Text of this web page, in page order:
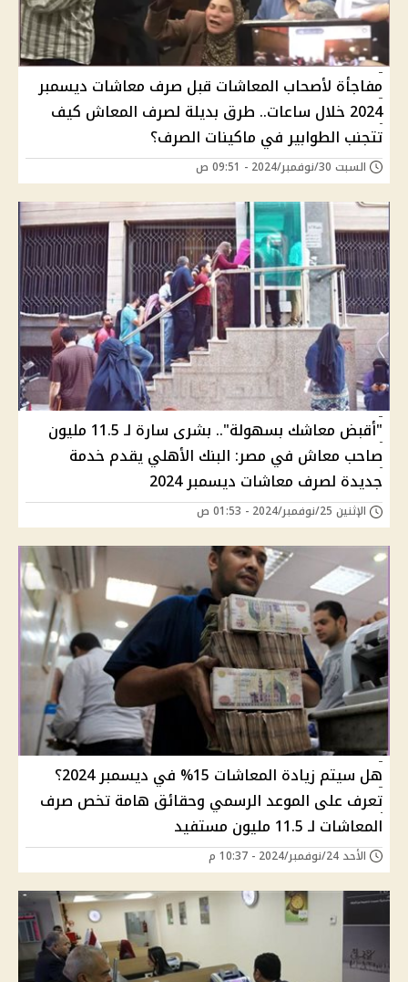
مفاجأة لأصحاب المعاشات قبل صرف معاشات ديسمبر
2024 خلال ساعات.. طرق بديلة لصرف المعاش كيف
تتجنب الطوابير في ماكينات الصرف؟
السبت 30/نوفمبر/2024 - 09:51 ص
"أقبض معاشك بسهولة".. بشرى سارة لـ 11.5 مليون
صاحب معاش في مصر: البنك الأهلي يقدم خدمة
جديدة لصرف معاشات ديسمبر 2024
الإثنين 25/نوفمبر/2024 - 01:53 ص
هل سيتم زيادة المعاشات 15% في ديسمبر 2024؟
تعرف على الموعد الرسمي وحقائق هامة تخص صرف
المعاشات لـ 11.5 مليون مستفيد
الأحد 24/نوفمبر/2024 - 10:37 م